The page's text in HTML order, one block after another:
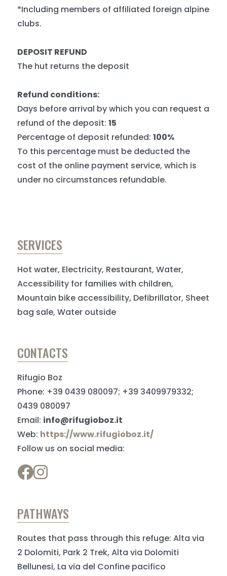
*Including members of affiliated foreign alpine
clubs.
DEPOSIT REFUND
The hut returns the deposit
Refund conditions:
Days before arrival by which you can request a
refund of the deposit:15
Percentage of deposit refunded:100%
To this percentage must be deducted the
cost of the online payment service, which is
under no circumstances refundable.
SERVICES
Hot water, Electricity, Restaurant, Water,
Accessibility for families with children,
Mountain bike accessibility, Defibrillator, Sheet
bag sale, Water outside
CONTACTS
Rifugio Boz
Phone: +39 0439 080097; +39 3409979332;
0439 080097
Email: info@rifugioboz.it
Web: https://www.rifugioboz.it/
Follow us on social media:
PATHWAYS
Routes that pass through this refuge: Alta via
2 Dolomiti, Park 2 Trek, Alta via Dolomiti
Bellunesi, La via del Confine pacifico